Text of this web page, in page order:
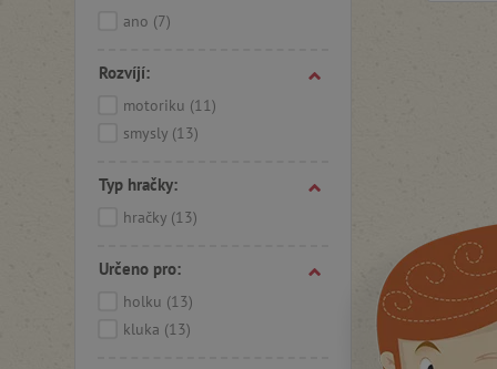
ano (7)
Rozvíjí:
motoriku (11)
smysly (13)
Typ hračky:
hračky (13)
Určeno pro:
holku (13)
kluka (13)